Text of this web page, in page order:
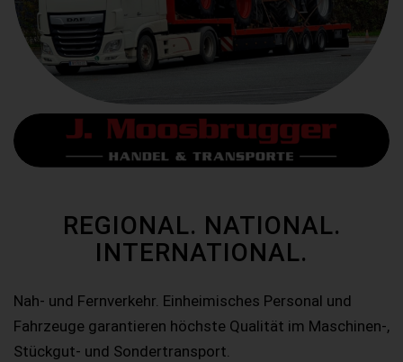
REGIONAL. NATIONAL.
INTERNATIONAL.
Nah- und Fernverkehr. Einheimisches Personal und
Fahrzeuge garantieren höchste Qualität im Maschinen-,
Stückgut- und Sondertransport.